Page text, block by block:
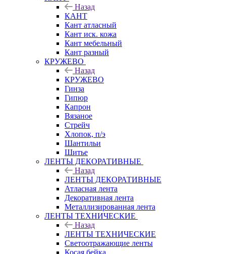
Назад
КАНТ
Кант атласный
Кант иск. кожа
Кант мебельный
Кант разный
КРУЖЕВО
Назад
КРУЖЕВО
Гинза
Гипюр
Капрон
Вязаное
Стрейч
Хлопок, п/э
Шантильи
Шитье
ЛЕНТЫ ДЕКОРАТИВНЫЕ
Назад
ЛЕНТЫ ДЕКОРАТИВНЫЕ
Атласная лента
Декоративная лента
Металлизированная лента
ЛЕНТЫ ТЕХНИЧЕСКИЕ
Назад
ЛЕНТЫ ТЕХНИЧЕСКИЕ
Светоотражающие ленты
Косая бейка